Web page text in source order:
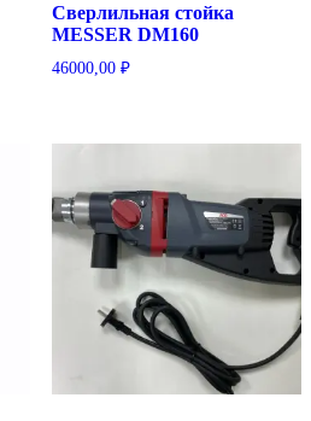
Сверлильная стойка
MESSER DM160
46000,00 ₽